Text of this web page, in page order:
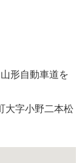
形自動車道を
大字小野二本松